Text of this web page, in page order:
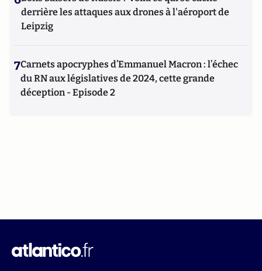
derrière les attaques aux drones à l'aéroport de
Leipzig
7Carnets apocryphes d’Emmanuel Macron : l’échec
du RN aux législatives de 2024, cette grande
déception - Episode 2